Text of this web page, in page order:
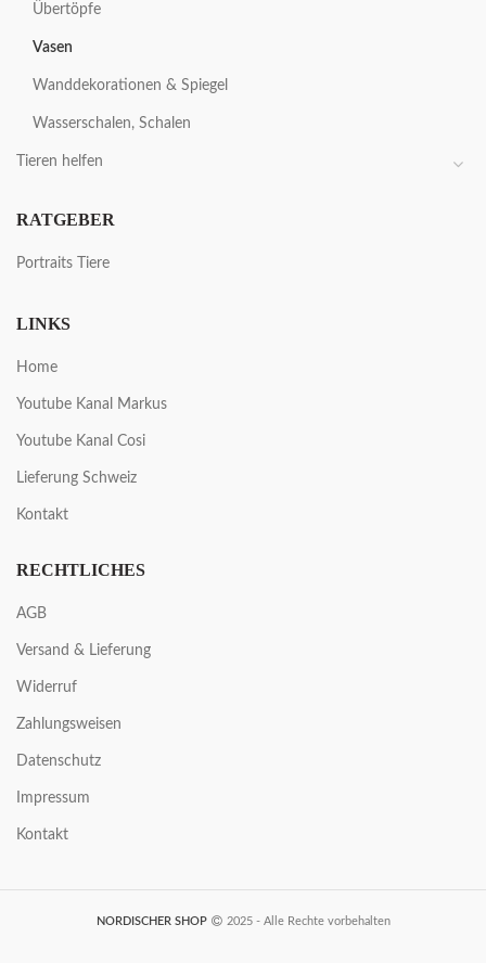
Übertöpfe
Vasen
Wanddekorationen & Spiegel
Wasserschalen, Schalen
Tieren helfen
RATGEBER
Portraits Tiere
LINKS
Home
Youtube Kanal Markus
Youtube Kanal Cosi
Lieferung Schweiz
Kontakt
RECHTLICHES
AGB
Versand & Lieferung
Widerruf
Zahlungsweisen
Datenschutz
Impressum
Kontakt
NORDISCHER SHOP 2025 - Alle Rechte vorbehalten